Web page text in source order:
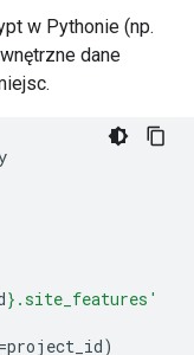
w Pythonie (np.
dane
} .site_features'
=project_id)